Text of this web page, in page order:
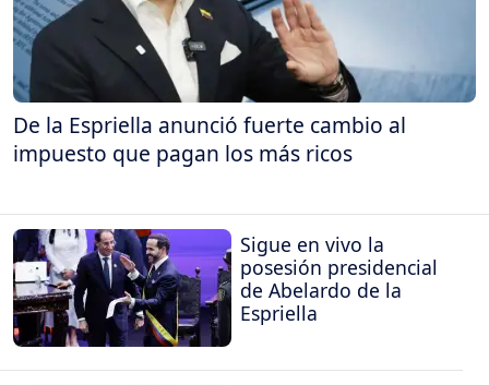
De la Espriella anunció fuerte cambio al
impuesto que pagan los más ricos
Sigue en vivo la
posesión presidencial
de Abelardo de la
Espriella